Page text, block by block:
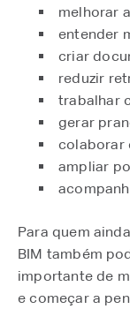
melhorar
entender
criar
reduzir
trabalhar
gerar
colaborar
ampliar
Para quem
BIM também
importante de
e começar a